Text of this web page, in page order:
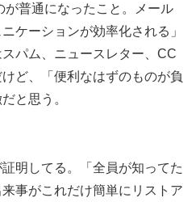
が普通になったこと。メール
ケーションが効率化される」
パム、ニュースレター、CC
ど、「便利なはずのものが負
と思う。
明してる。「全員が知ってた
事がこれだけ簡単にリストア